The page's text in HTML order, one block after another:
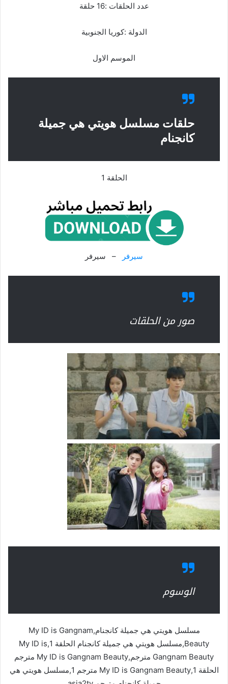
عدد الحلقات :16 حلقة
الدولة :كوريا الجنوبية
الموسم الاول
حلقات مسلسل هويتي هي جميلة
كانجنام
الحلقة 1
سيرفر – سيرفر
صور من الحلقات
الوسوم
مسلسل هويتي هي جميلة كانجنام,My ID is Gangnam
Beauty,مسلسل هويتي هي جميلة كانجنام الحلقة 1,My ID is
Gangnam Beauty مترجم,My ID is Gangnam Beauty مترجم
الحلقة 1,My ID is Gangnam Beauty مترجم 1,مسلسل هويتي هي